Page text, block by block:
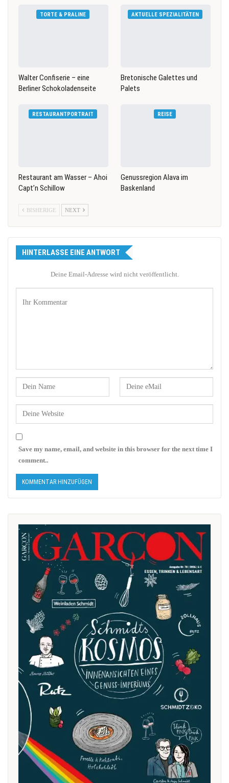
TORTE & PRALINE
Walter Confiserie – eine
Berliner Schokoladenseite
AKTUELLE SPEZIALITÄTEN
Bretonische Galettes und
Palets
RESTAURANTPORTRAIT
Restaurant am Wasser – Ahoi
Capt’n Schillow
REISE
Genussregion Alava im
Baskenland
BISHERIGE NEXT
HINTERLASSE EINE ANTWORT
Deine Email-Adresse wird nicht veröffentlicht.
Save my name, email, and website in this browser for the next time I
comment..